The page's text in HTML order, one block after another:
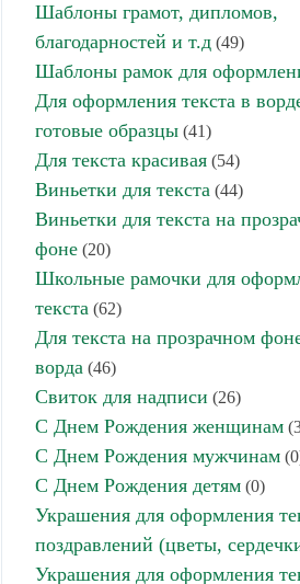
Шаблоны грамот, дипломов,
благодарностей и т.д (49)
Шаблоны рамок для
Для оформления текста в
готовые образцы (41)
Для текста красивая (54)
Виньетки для текста (44)
Виньетки для текста на
фоне (20)
Школьные рамочки для
текста (62)
Для текста на прозрачном
ворда (46)
Свиток для надписи (26)
С Днем Рождения женщинам
С Днем Рождения мужчинам
С Днем Рождения детям (0)
Украшения для оформления
поздравлений (цветы,
Украшения для оформления